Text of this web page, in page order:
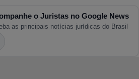
o Juristas no Google News
as principais notícias jurídicas do Brasil